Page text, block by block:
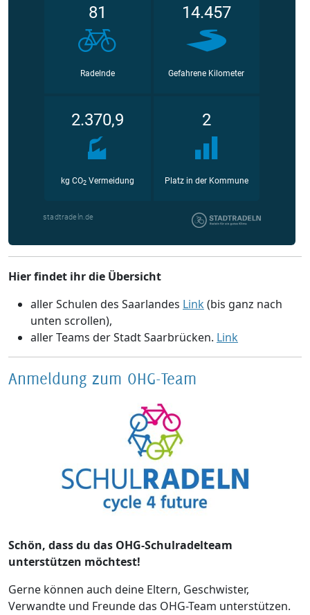
Hier findet ihr die Übersicht
aller Schulen des Saarlandes Link(bis ganz nach
unten scrollen),
aller Teams der Stadt Saarbrücken. Link
Anmeldung zum OHG-Team
Schön, dass du das OHG-Schulradelteam
unterstützen möchtest!
Gerne können auch deine Eltern, Geschwister,
Verwandte und Freunde das OHG-Team unterstützen.